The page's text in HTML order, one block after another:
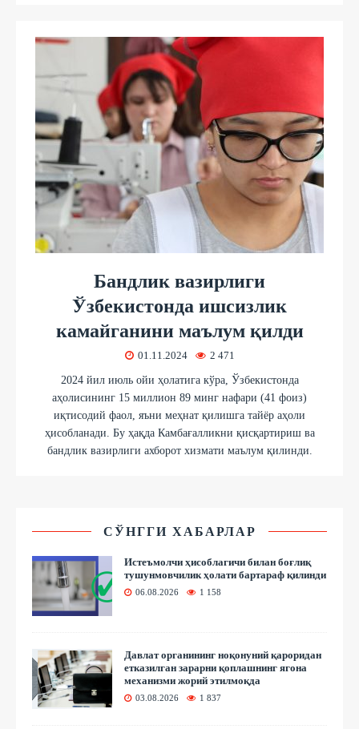
Бандлик вазирлиги
Ўзбекистонда ишсизлик
камайганини маълум қилди
01.11.2024 2 471
2024 йил июль ойи ҳолатига кўра, Ўзбекистонда
аҳолисининг 15 миллион 89 минг нафари (41 фоиз)
иқтисодий фаол, яъни меҳнат қилишга тайёр аҳоли
ҳисобланади. Бу ҳақда Камбағалликни қисқартириш ва
бандлик вазирлиги ахборот хизмати маълум қилинди.
СЎНГГИ ХАБАРЛАР
Истеъмолчи ҳисоблагичи билан боғлиқ
тушунмовчилик ҳолати бартараф қилинди
06.08.2026 1 158
Давлат органининг ноқонуний қароридан
етказилган зарарни қоплашнинг ягона
механизми жорий этилмоқда
03.08.2026 1 837